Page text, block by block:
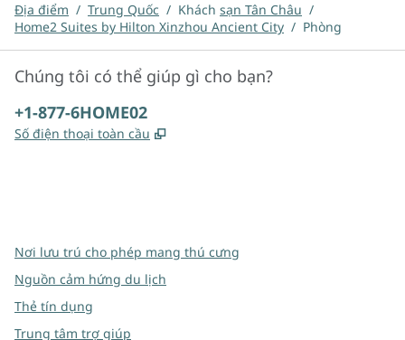
Địa điểm / Trung Quốc / Khách sạn Tân Châu /
Home2 Suites by Hilton Xinzhou Ancient City / Phòng
Chúng tôi có thể giúp gì cho bạn?
Điện thoại:
+1-877-6HOME02
Số điện thoại toàn cầu ,
Nơi lưu trú cho phép mang thú cưng
Nguồn cảm hứng du lịch
Thẻ tín dụng
Trung tâm trợ giúp